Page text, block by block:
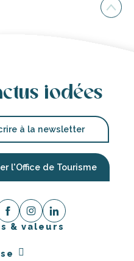
iodées
à la newsletter
l'Office de Tourisme
& valeurs